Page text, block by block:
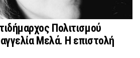
Πολιτισμού
Μελά. Η επιστολή